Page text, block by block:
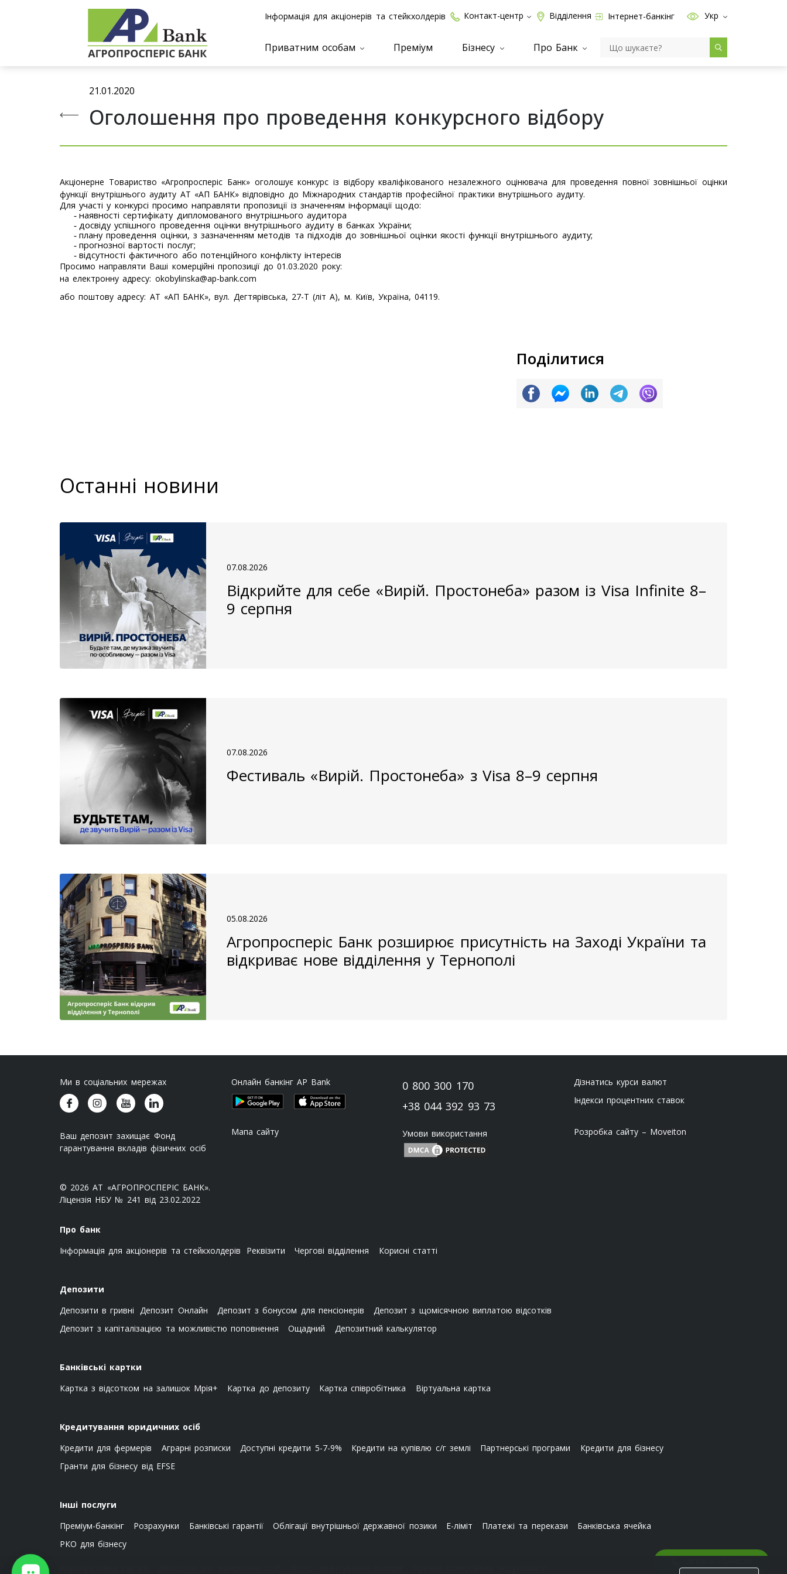
Інформація для акціонерів та стейкхолдерів Контакт-центр Відділення Інтернет-банкінг Укр
Приватним особам Преміум Бізнесу Про Банк
21.01.2020
Оголошення про проведення конкурсного відбору
Акціонерне Товариство «Агропросперіс Банк» оголошує конкурс із відбору кваліфікованого незалежного оцінювача для проведення повної зовнішньої оцінки
функції внутрішнього аудиту АТ «АП БАНК» відповідно до Міжнародних стандартів професійної практики внутрішнього аудиту.
Для участі у конкурсі просимо направляти пропозиції із значенням інформації щодо:
- наявності сертифікату дипломованого внутрішнього аудитора
- досвіду успішного проведення оцінки внутрішнього аудиту в банках України;
- плану проведення оцінки, з зазначенням методів та підходів до зовнішньої оцінки якості функції внутрішнього аудиту;
- прогнозної вартості послуг;
- відсутності фактичного або потенційного конфлікту інтересів
Просимо направляти Ваші комерційні пропозиції до 01.03.2020 року:
на електронну адресу: okobylinska@ap-bank.com
або поштову адресу: АТ «АП БАНК», вул. Дегтярівська, 27-Т (літ А), м. Київ, Україна, 04119.
Поділитися
Останні новини
07.08.2026
Відкрийте для себе «Вирій. Простонеба» разом із Visa Infinite 8–
9 серпня
07.08.2026
Фестиваль «Вирій. Простонеба» з Visa 8–9 серпня
05.08.2026
Агропросперіс Банк розширює присутність на Заході України та
відкриває нове відділення у Тернополі
0 800 300 170
+38 044 392 93 73
Умови використання
Дізнатись курси валют
Індекси процентних ставок
Розробка сайту – Moveiton
Онлайн банкінг AP Bank
Мапа сайту
Ми в соціальних мережах
Ваш депозит захищає Фонд
гарантування вкладів фізичних осіб
© 2026 АТ «АГРОПРОСПЕРІС БАНК».
Ліцензія НБУ № 241 від 23.02.2022
Про банк
Інформація для акціонерів та стейкхолдерів
Реквізити Чергові відділення Корисні статті
Депозити
Депозити в гривні
Депозит Онлайн Депозит з бонусом для пенсіонерів
Депозит з щомісячною виплатою відсотків
Депозит з капіталізацією та можливістю поповнення
Ощадний Депозитний калькулятор
Банківські картки
Картка з відсотком на залишок Мрія+
Картка до депозиту Картка співробітника Віртуальна картка
Кредитування юридичних осіб
Кредити для фермерів
Аграрні розписки Доступні кредити 5-7-9% Кредити на купівлю с/г землі Партнерські програми
Кредити для бізнесу
Гранти для бізнесу від EFSE
Інші послуги
Преміум-банкінг
Розрахунки Банківські гарантії Облігації внутрішньої державної позики E-ліміт Платежі та перекази
Банківська ячейка
РКО для бізнесу